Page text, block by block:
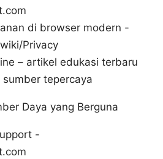
di browser modern -
Privacy
– artikel edukasi terbaru
tepercaya
Daya yang Berguna
-